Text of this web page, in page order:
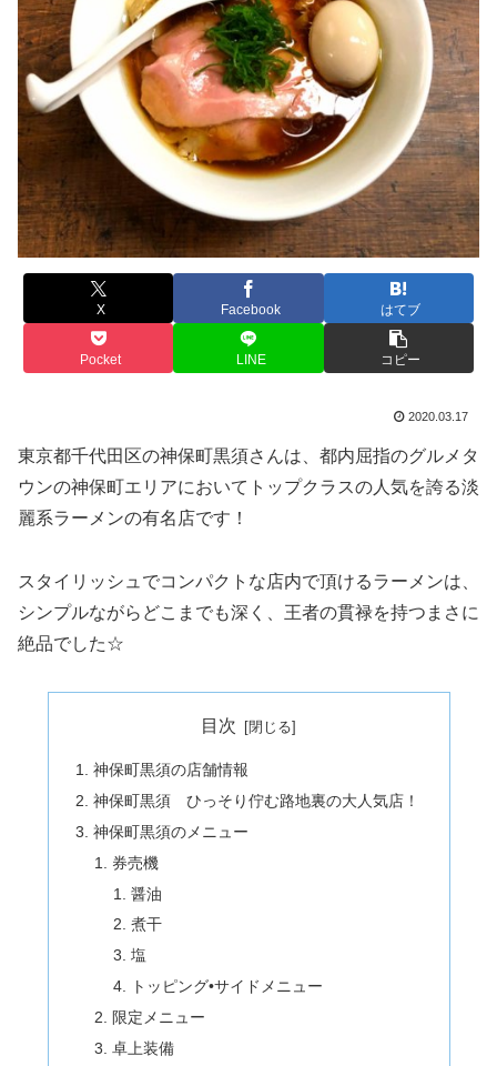
X Facebook はてブ
Pocket LINE コピー
2020.03.17
東京都千代田区の神保町黒須さんは、都内屈指のグルメタ
ウンの神保町エリアにおいてトップクラスの人気を誇る淡
麗系ラーメンの有名店です！
スタイリッシュでコンパクトな店内で頂けるラーメンは、
シンプルながらどこまでも深く、王者の貫禄を持つまさに
絶品でした☆
目次
神保町黒須の店舗情報
神保町黒須 ひっそり佇む路地裏の大人気店！
神保町黒須のメニュー
券売機
醤油
煮干
塩
トッピング•サイドメニュー
限定メニュー
卓上装備